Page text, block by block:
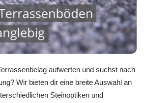
aufwerten und suchst nach
Wir bieten dir eine breite Auswahl an
Steinoptiken und